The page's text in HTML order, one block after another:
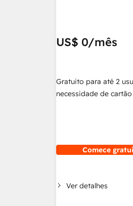
US$ 0/mês
Gratuito para até 2
necessidade de
Comece
Ver detalhes